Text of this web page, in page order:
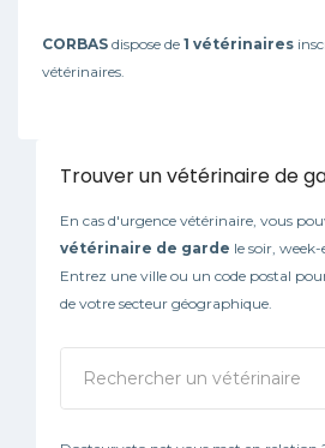
CORBAS dispose de 1 vétérinaires
vétérinaires.
Trouver un vétérinaire de
En cas d'urgence vétérinaire, vous
vétérinaire de garde le soir,
Entrez une ville ou un code postal
de votre secteur géographique.